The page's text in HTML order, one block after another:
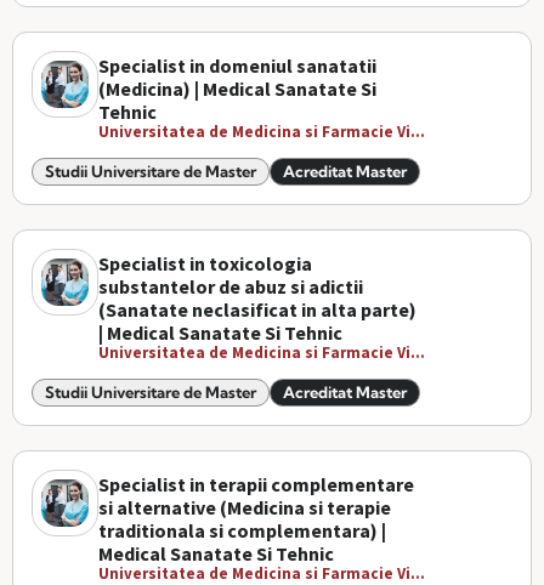
Specialist in domeniul sanatatii
(Medicina) | Medical Sanatate Si
Tehnic
Universitatea de Medicina si Farmacie Vi...
Studii Universitare de Master Acreditat Master
Specialist in toxicologia
substantelor de abuz si adictii
(Sanatate neclasificat in alta parte)
| Medical Sanatate Si Tehnic
Universitatea de Medicina si Farmacie Vi...
Studii Universitare de Master Acreditat Master
Specialist in terapii complementare
si alternative (Medicina si terapie
traditionala si complementara) |
Medical Sanatate Si Tehnic
Universitatea de Medicina si Farmacie Vi...